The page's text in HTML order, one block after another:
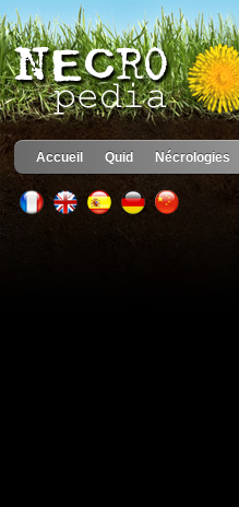
Accueil Quid Nécrologies